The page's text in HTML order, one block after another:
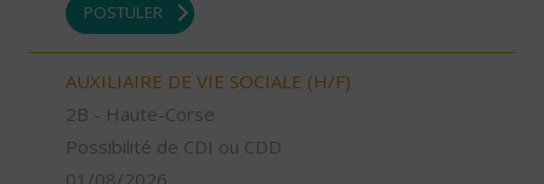
POSTULER
AUXILIAIRE DE VIE SOCIALE (H/F)
2B - Haute-Corse
Possibilité de CDI ou CDD